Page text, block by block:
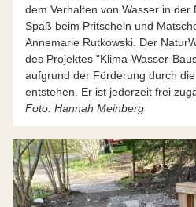
dem Verhalten von Wasser in
Spaß beim Pritscheln und
Annemarie Rutkowski. Der
des Projektes "Klima-Wasser-
aufgrund der Förderung durch
entstehen. Er ist jederzeit frei
Foto: Hannah Meinberg